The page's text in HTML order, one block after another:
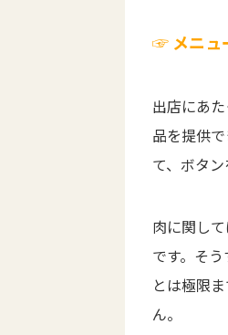
☞ メニュ
出店にあ
品を提供
て、ボタ
肉に関し
です。そ
とは極限
ん。